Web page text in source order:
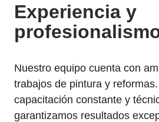
Experiencia y
Nuestro equipo cuenta con
trabajos de pintura y
capacitación constante y
garantizamos resultados